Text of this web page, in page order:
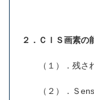
２．ＣＩＳ画素の
（１）．残さ
（２）．Ｓ